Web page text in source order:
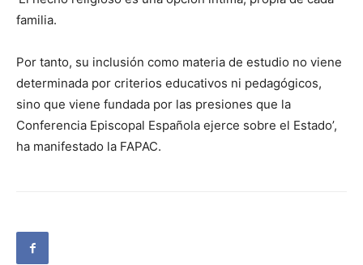
familia.
Por tanto, su inclusión como materia de estudio no viene
determinada por criterios educativos ni pedagógicos,
sino que viene fundada por las presiones que la
Conferencia Episcopal Española ejerce sobre el Estado’,
ha manifestado la FAPAC.